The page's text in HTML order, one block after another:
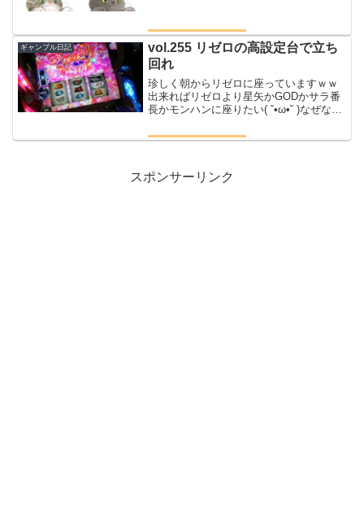
るコジロー今では腕立ても出来るように
なり、だいたい２日に１...
ギャンブル日記
vol.255 リゼロの高設定台で立ち
回れ
珍しく朝からリゼロに座っていますｗｗ
出来ればリゼロより星矢かGODかサラ番
長かモンハンに座りたい( ˘•ω•˘ )なぜな
い暇な通常時が長いから💦今日はそんな
スポンサーリンク